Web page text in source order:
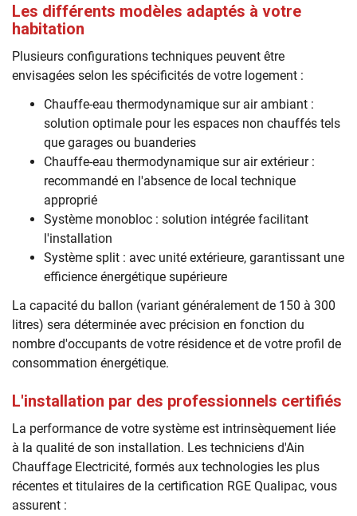
Les différents modèles adaptés à votre
habitation
Plusieurs configurations techniques peuvent être
envisagées selon les spécificités de votre logement :
Chauffe-eau thermodynamique sur air ambiant :
solution optimale pour les espaces non chauffés tels
que garages ou buanderies
Chauffe-eau thermodynamique sur air extérieur :
recommandé en l'absence de local technique
approprié
Système monobloc : solution intégrée facilitant
l'installation
Système split : avec unité extérieure, garantissant une
efficience énergétique supérieure
La capacité du ballon (variant généralement de 150 à 300
litres) sera déterminée avec précision en fonction du
nombre d'occupants de votre résidence et de votre profil de
consommation énergétique.
L'installation par des professionnels certifiés
La performance de votre système est intrinsèquement liée
à la qualité de son installation. Les techniciens d'Ain
Chauffage Electricité, formés aux technologies les plus
récentes et titulaires de la certification RGE Qualipac, vous
assurent :